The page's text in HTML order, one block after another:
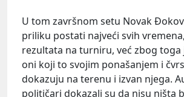
U tom završnom setu Novak
priliku postati najveći svih
rezultata na turniru, već zbog toga
oni koji to svojim ponašanjem i
dokazuju na terenu i izvan njega.
političari dokazali su da nisu ništa